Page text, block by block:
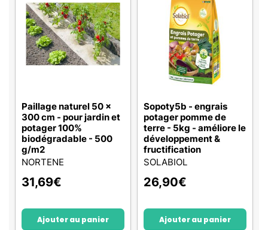
Paillage naturel 50 x
300 cm - pour jardin et
potager 100%
biodégradable - 500
g/m2
NORTENE
31,69€
Ajouter au panier
Sopoty5b - engrais
potager pomme de
terre - 5kg - améliore le
développement &
fructification
SOLABIOL
26,90€
Ajouter au panier